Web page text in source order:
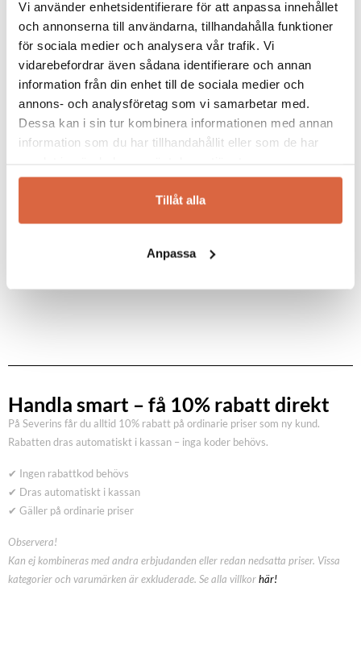
Vi använder enhetsidentifierare för att anpassa innehållet
och annonserna till användarna, tillhandahålla funktioner
för sociala medier och analysera vår trafik. Vi
vidarebefordrar även sådana identifierare och annan
information från din enhet till de sociala medier och
annons- och analysföretag som vi samarbetar med.
Dessa kan i sin tur kombinera informationen med annan
information som du har tillhandahållit eller som de har
Tillåt alla
Anpassa
idag med erkända designers som Philippe
Starck, Piero Lissoni och Ron Arad. Kartell har
vunnit det prestigefyllda designpriset
Compasso d´Oro inte mindre än nio gånger
och är idag ett av världens ledande företag
inom försäljning av designmöbler med hög
kvalitet. Kända möbler ur Kartells sortiment
är bland annat Louis Ghost stol och Bourgie
Läs mer om Kartell…
Handla smart – få 10% rabatt direkt
På Severins får du alltid 10% rabatt på ordinarie priser som ny kund.
Rabatten dras automatiskt i kassan – inga koder behövs.
✔ Ingen rabattkod behövs
✔ Dras automatiskt i kassan
✔ Gäller på ordinarie priser
Observera!
Kan ej kombineras med andra erbjudanden eller redan nedsatta priser. Vissa
kategorier och varumärken är exkluderade. Se alla villkorhär!